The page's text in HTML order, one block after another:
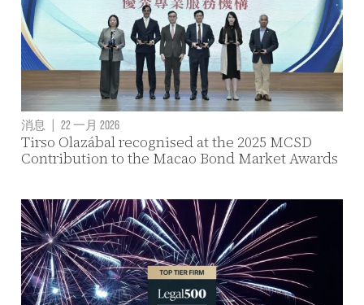
消息 | 22 一月 2026
Tirso Olazábal recognised at the 2025 MCSD
Contribution to the Macao Bond Market Awards